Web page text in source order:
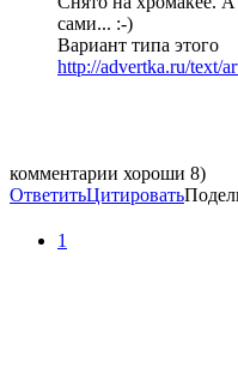
сами... :-)
Вариант типа этого
http://advertka.ru/text/
комментарии хороши 8)
ОтветитьЦитировать
1